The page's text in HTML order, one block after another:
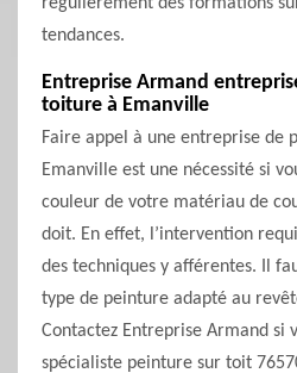
tendances.
Entreprise Armand
toiture à Emanville
Faire appel à une entreprise de
Emanville est une nécessité si
couleur de votre matériau de
doit. En effet, l’intervention
des techniques y afférentes. Il
type de peinture adapté au
Contactez Entreprise Armand si
spécialiste peinture sur toit